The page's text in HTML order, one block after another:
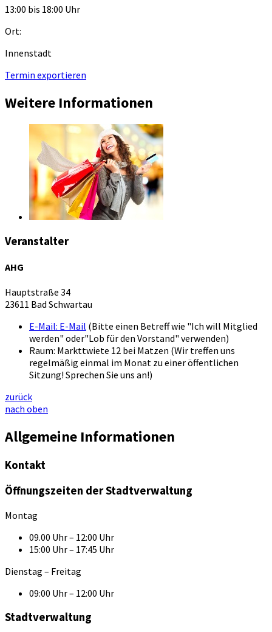
13:00 bis 18:00 Uhr
Ort:
Innenstadt
Termin exportieren
Weitere Informationen
Veranstalter
AHG
Hauptstraße 34
23611 Bad Schwartau
E-Mail: E-Mail (Bitte einen Betreff wie "Ich will Mitglied
werden" oder"Lob für den Vorstand" verwenden)
Raum: Markttwiete 12 bei Matzen (Wir treffen uns
regelmäßig einmal im Monat zu einer öffentlichen
Sitzung! Sprechen Sie uns an!)
zurück
nach oben
Allgemeine Informationen
Kontakt
Öffnungszeiten der Stadtverwaltung
Montag
09.00 Uhr – 12:00 Uhr
15:00 Uhr – 17:45 Uhr
Dienstag – Freitag
09:00 Uhr – 12:00 Uhr
Stadtverwaltung